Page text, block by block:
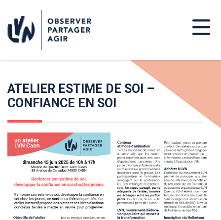
ATELIER ESTIME DE SOI –
CONFIANCE EN SOI